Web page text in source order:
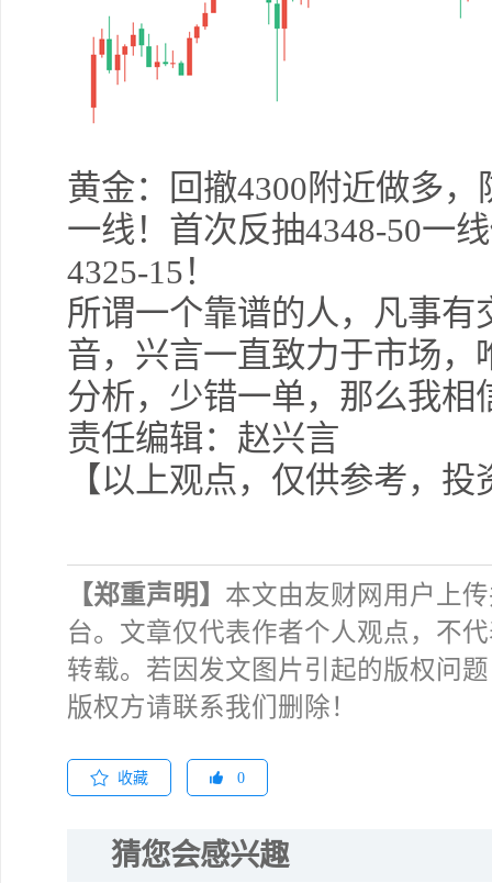
黄金：回撤4300附近做多，
一线！首次反抽4348-50一
4325-15！
所谓一个靠谱的人，凡事
音，兴言一直致力于市场
分析，少错一单，那么我相
责任编辑：赵兴言
【以上观点，仅供参考，
【郑重声明】 本文由友财网用户上
台。文章仅代表作者个人观点，不
转载。若因发文图片引起的版权问
版权方请联系我们删除！
收藏 0
猜您会感兴趣